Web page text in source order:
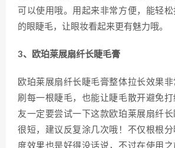
可以使用哦。用起来非常方便，能轻
的眼睫毛，让眼妆看起来更有魅力哦。
3、欧珀莱展扇纤长睫毛膏
欧珀莱展扇纤长睫毛膏整体拉长效果
刷每一根睫毛，也能让睫毛散开避免
友一定要尝试一下这款欧珀莱展扇纤
很短，建议反复涂几次哦！不仅根根
度效果也是好得没话说，不过在使用